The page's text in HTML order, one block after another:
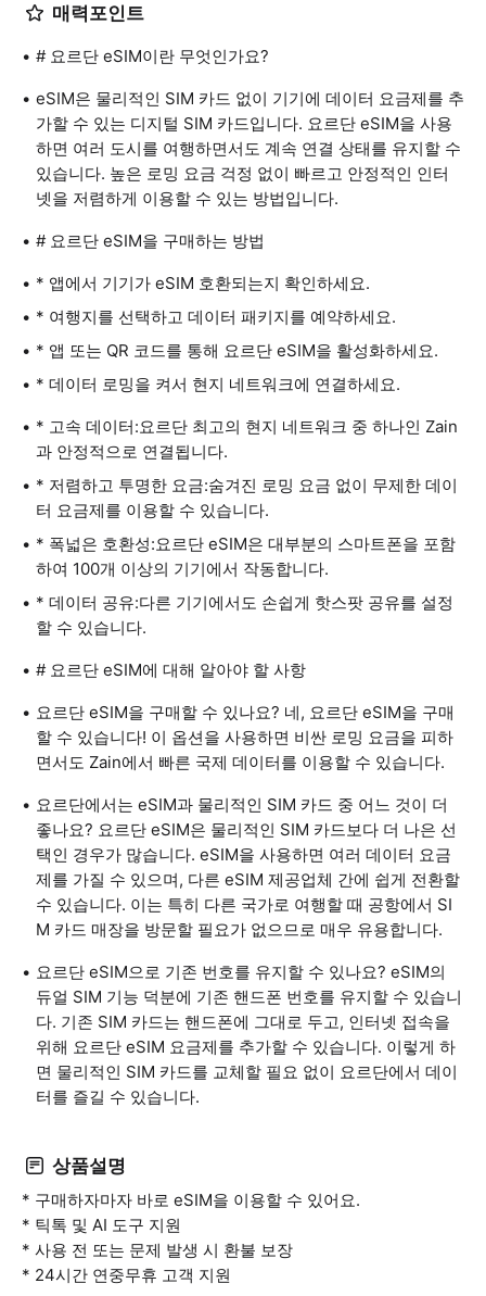
매력포인트
# 요르단 eSIM이란 무엇인가요?
eSIM은 물리적인 SIM 카드 없이 기기에 데이터 요금제를 추
가할 수 있는 디지털 SIM 카드입니다. 요르단 eSIM을 사용
하면 여러 도시를 여행하면서도 계속 연결 상태를 유지할 수
있습니다. 높은 로밍 요금 걱정 없이 빠르고 안정적인 인터
넷을 저렴하게 이용할 수 있는 방법입니다.
# 요르단 eSIM을 구매하는 방법
* 앱에서 기기가 eSIM 호환되는지 확인하세요.
* 여행지를 선택하고 데이터 패키지를 예약하세요.
* 앱 또는 QR 코드를 통해 요르단 eSIM을 활성화하세요.
* 데이터 로밍을 켜서 현지 네트워크에 연결하세요.
* 고속 데이터:요르단 최고의 현지 네트워크 중 하나인 Zain
과 안정적으로 연결됩니다.
* 저렴하고 투명한 요금:숨겨진 로밍 요금 없이 무제한 데이
터 요금제를 이용할 수 있습니다.
* 폭넓은 호환성:요르단 eSIM은 대부분의 스마트폰을 포함
하여 100개 이상의 기기에서 작동합니다.
* 데이터 공유:다른 기기에서도 손쉽게 핫스팟 공유를 설정
할 수 있습니다.
# 요르단 eSIM에 대해 알아야 할 사항
요르단 eSIM을 구매할 수 있나요? 네, 요르단 eSIM을 구매
할 수 있습니다! 이 옵션을 사용하면 비싼 로밍 요금을 피하
면서도 Zain에서 빠른 국제 데이터를 이용할 수 있습니다.
요르단에서는 eSIM과 물리적인 SIM 카드 중 어느 것이 더
좋나요? 요르단 eSIM은 물리적인 SIM 카드보다 더 나은 선
택인 경우가 많습니다. eSIM을 사용하면 여러 데이터 요금
제를 가질 수 있으며, 다른 eSIM 제공업체 간에 쉽게 전환할
수 있습니다. 이는 특히 다른 국가로 여행할 때 공항에서 SI
M 카드 매장을 방문할 필요가 없으므로 매우 유용합니다.
요르단 eSIM으로 기존 번호를 유지할 수 있나요? eSIM의
듀얼 SIM 기능 덕분에 기존 핸드폰 번호를 유지할 수 있습니
다. 기존 SIM 카드는 핸드폰에 그대로 두고, 인터넷 접속을
위해 요르단 eSIM 요금제를 추가할 수 있습니다. 이렇게 하
면 물리적인 SIM 카드를 교체할 필요 없이 요르단에서 데이
터를 즐길 수 있습니다.
상품설명
* 구매하자마자 바로 eSIM을 이용할 수 있어요.
* 틱톡 및 AI 도구 지원
* 사용 전 또는 문제 발생 시 환불 보장
* 24시간 연중무휴 고객 지원